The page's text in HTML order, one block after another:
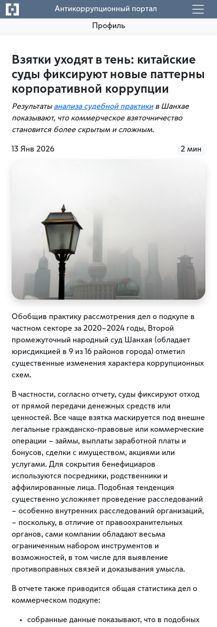
Антикоррупционный портал
Профиль
Взятки уходят в тень: китайские
суды фиксируют новые паттерны
корпоративной коррупции
Результаты анализа судебной практикив Шанхае
показывают, что коммерческое взяточничество
становится более скрытым и сложным.
13 Янв 2026 2 мин
Обобщив практику рассмотрения дел о подкупе в
частном секторе за 2020–2024 годы, Второй
промежуточный народный суд Шанхая (обладает
юрисдикцией в 9 из 16 районов города) отметил
существенные изменения характера коррупционных
схем.
В частности, согласно отчету, суды фиксируют отход
от прямой передачи денежных средств или
ценностей. Все чаще взятка маскируется под внешне
легальные гражданско-правовые или коммерческие
операции – займы, выплаты заработной платы и
бонусов, сделки с имуществом, акциями или
услугами. Для сокрытия бенефициаров
используются посредники, родственники и
аффилированные лица. Подобная тенденция
существенно усложняет проведение расследований
– особенно внутренних расследований организаций,
– поскольку, в отличие от правоохранительных
органов, сами компании обладают весьма
ограниченным набором инструментов и
возможностей, в том числе для выявление
противоправных связей и доказывания умысла.
В отчете также приводится общая статистика дел о
коммерческом подкупе:
собранные данные показывают, что в подобных